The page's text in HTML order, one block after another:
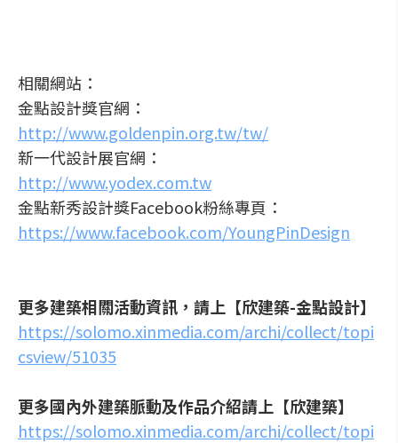
相關網站：
金點設計獎官網：
http://www.goldenpin.org.tw/tw/
新一代設計展官網：
http://www.yodex.com.tw
金點新秀設計獎Facebook粉絲專頁：
https://www.facebook.com/YoungPinDesign
更多建築相關活動資訊，請上【欣建築-金點設計】
https://solomo.xinmedia.com/archi/collect/topi
csview/51035
更多國內外建築脈動及作品介紹請上【欣建築】
https://solomo.xinmedia.com/archi/collect/topi